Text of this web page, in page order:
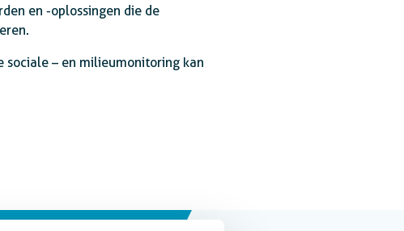
en -oplossingen die de
sociale – en milieumonitoring kan